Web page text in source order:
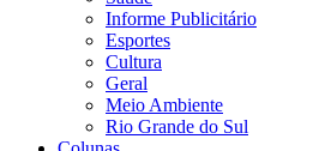
Informe Publicitário
Esportes
Cultura
Geral
Meio Ambiente
Rio Grande do Sul